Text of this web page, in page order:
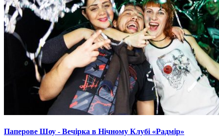
Паперове Шоу - Вечірка в Нічному Клубі «Радмір»